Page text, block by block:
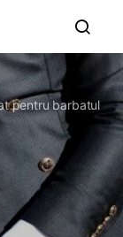
pentru barbatul